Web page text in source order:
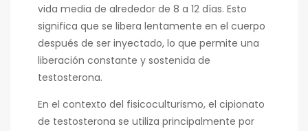
vida media de alrededor de 8 a 12 días. Esto
significa que se libera lentamente en el cuerpo
después de ser inyectado, lo que permite una
liberación constante y sostenida de
testosterona.
En el contexto del fisicoculturismo, el cipionato
de testosterona se utiliza principalmente por